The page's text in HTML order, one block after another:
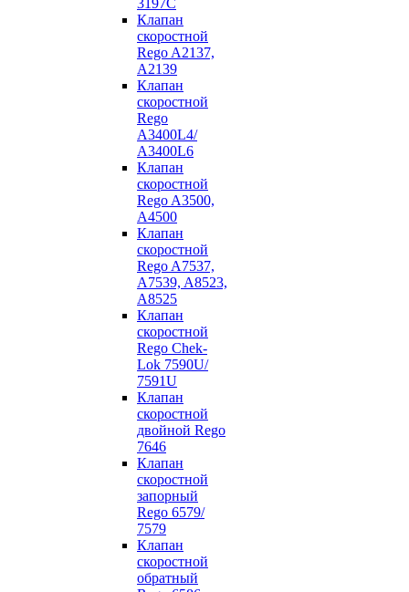
3197C
Клапан
скоростной
Rego A2137,
A2139
Клапан
скоростной
Rego
A3400L4/
A3400L6
Клапан
скоростной
Rego A3500,
А4500
Клапан
скоростной
Rego A7537,
A7539, A8523,
A8525
Клапан
скоростной
Rego Chek-
Lok 7590U/
7591U
Клапан
скоростной
двойной Rego
7646
Клапан
скоростной
запорный
Rego 6579/
7579
Клапан
скоростной
обратный